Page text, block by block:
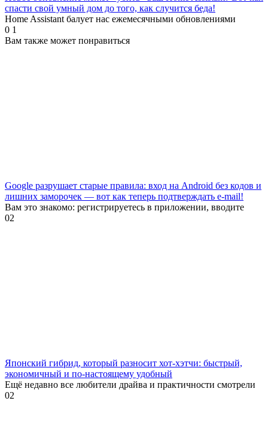
спасти свой умный дом до того, как случится беда!
Home Assistant балует нас ежемесячными обновлениями
0 1
Вам также может понравиться
Google разрушает старые правила: вход на Android без кодов и
лишних заморочек — вот как теперь подтверждать e-mail!
Вам это знакомо: регистрируетесь в приложении, вводите
02
Японский гибрид, который разносит хот-хэтчи: быстрый,
экономичный и по-настоящему удобный
Ещё недавно все любители драйва и практичности смотрели
02